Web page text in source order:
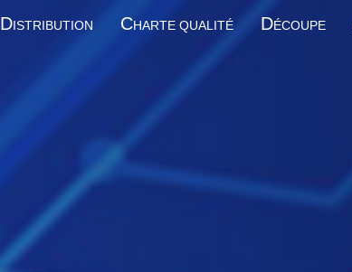
DISTRIBUTION CHARTE QUALITÉ DÉCOUPE